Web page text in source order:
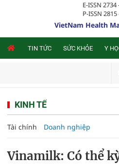
E-ISSN 2734
P-ISSN 2815
VietNam Health
TIN TỨC SỨC KHỎE Y
KINH TẾ
Tài chính Doanh nghiệp
Vinamilk: Có thể